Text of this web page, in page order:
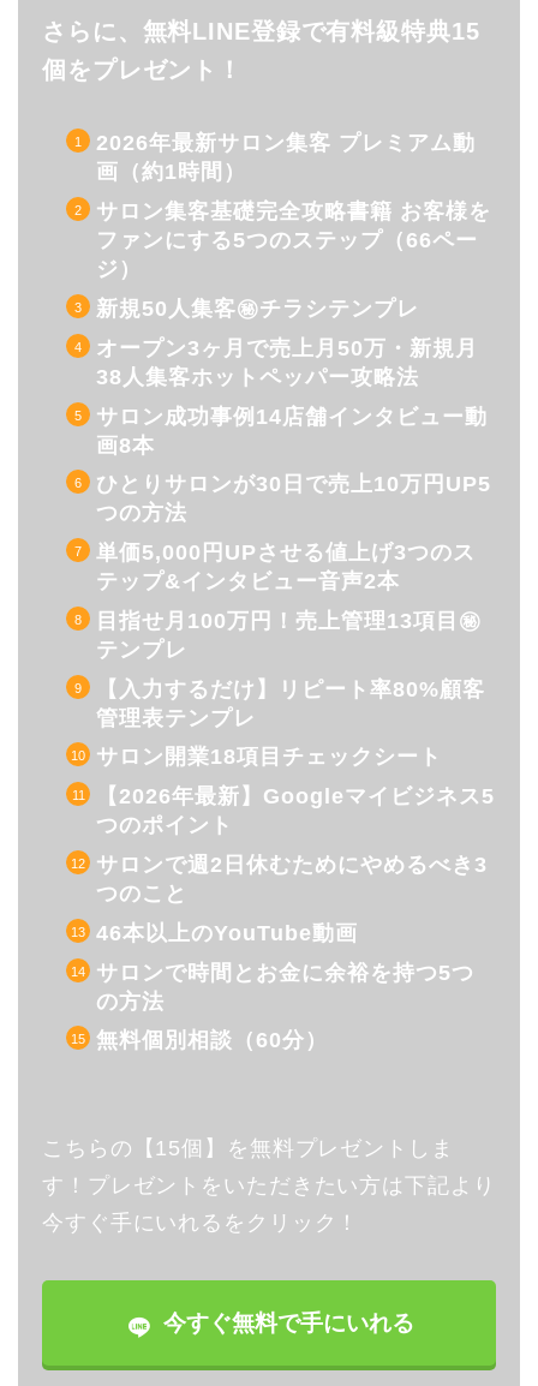
さらに、無料LINE登録で有料級特典15
個をプレゼント！
2026年最新サロン集客 プレミアム動
画（約1時間）
サロン集客基礎完全攻略書籍 お客様を
ファンにする5つのステップ（66ペー
ジ）
新規50人集客㊙︎チラシテンプレ
オープン3ヶ月で売上月50万・新規月
38人集客ホットペッパー攻略法
サロン成功事例14店舗インタビュー動
画8本
ひとりサロンが30日で売上10万円UP5
つの方法
単価5,000円UPさせる値上げ3つのス
テップ&インタビュー音声2本
目指せ月100万円！売上管理13項目㊙︎
テンプレ
【入力するだけ】リピート率80%顧客
管理表テンプレ
サロン開業18項目チェックシート
【2026年最新】Googleマイビジネス5
つのポイント
サロンで週2日休むためにやめるべき3
つのこと
46本以上のYouTube動画
サロンで時間とお金に余裕を持つ5つ
の方法
無料個別相談（60分）
こちらの【15個】を無料プレゼントしま
す！プレゼントをいただきたい方は下記より
今すぐ手にいれるをクリック！
今すぐ無料で手にいれる